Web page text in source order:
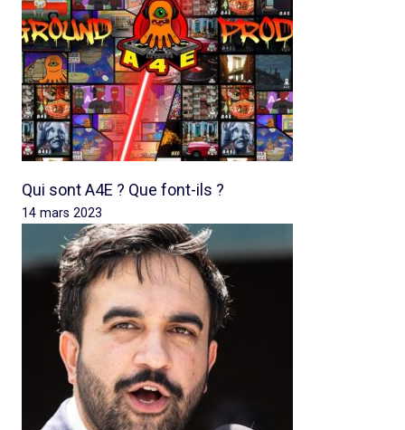
Qui sont A4E ? Que font-ils ?
14 mars 2023